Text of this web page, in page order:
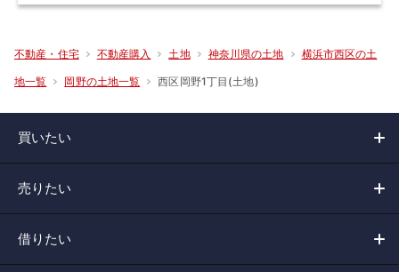
不動産・住宅 不動産購入 土地 神奈川県の土地 横浜市西区の土
地一覧 岡野の土地一覧 西区岡野1丁目(土地)
買いたい
売りたい
借りたい